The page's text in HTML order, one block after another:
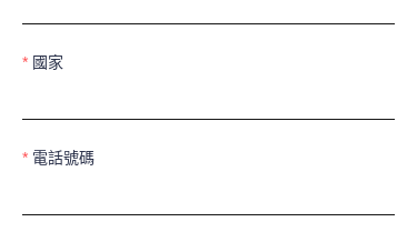
國家
電話號碼